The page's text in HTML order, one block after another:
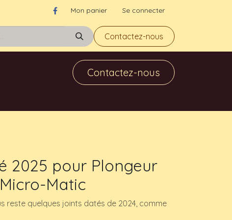
Mon panier Se connecter
Contactez-nous
Contactez-nous
2025 pour Plongeur
Matic
reste quelques joints datés de 2024, comme